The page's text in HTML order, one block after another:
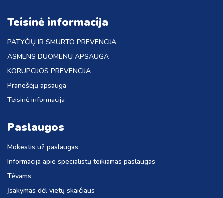
Teisinė informacija
PATYČIŲ IR SMURTO PREVENCIJA
ASMENS DUOMENŲ APSAUGA
KORUPCIJOS PREVENCIJA
Pranešėjų apsauga
Teisinė informacija
Paslaugos
Mokestis už paslaugas
Informacija apie specialistų teikiamas paslaugas
Tėvams
Įsakymas dėl vietų skaičiaus